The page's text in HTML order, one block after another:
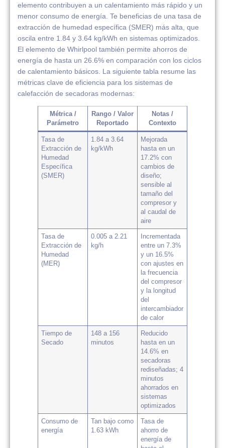
elemento contribuyen a un calentamiento más rápido y un
menor consumo de energía. Te beneficias de una tasa de
extracción de humedad específica (SMER) más alta, que
oscila entre 1.84 y 3.64 kg/kWh en sistemas optimizados.
El elemento de Whirlpool también permite ahorros de
energía de hasta un 26.6% en comparación con los ciclos
de calentamiento básicos. La siguiente tabla resume las
métricas clave de eficiencia para los sistemas de
calefacción de secadoras modernas:
Métrica /
Parámetro
Rango / Valor
Reportado
Notas /
Contexto
Tasa de
Extracción de
Humedad
Específica
(SMER)
1.84 a 3.64
kg/kWh
Mejorada
hasta en un
17.2% con
cambios de
diseño;
sensible al
tamaño del
compresor y
al caudal de
aire
Tasa de
Extracción de
Humedad
(MER)
0.005 a 2.21
kg/h
Incrementada
entre un 7.3%
y un 16.5%
con ajustes en
la frecuencia
del compresor
y la longitud
del
intercambiador
de calor
Tiempo de
Secado
148 a 156
minutos
Reducido
hasta en un
14.6% en
secadoras
rediseñadas; 4
minutos
ahorrados en
sistemas
optimizados
Consumo de
energía
Tan bajo como
1.63 kWh
Tasa de
ahorro de
energía de